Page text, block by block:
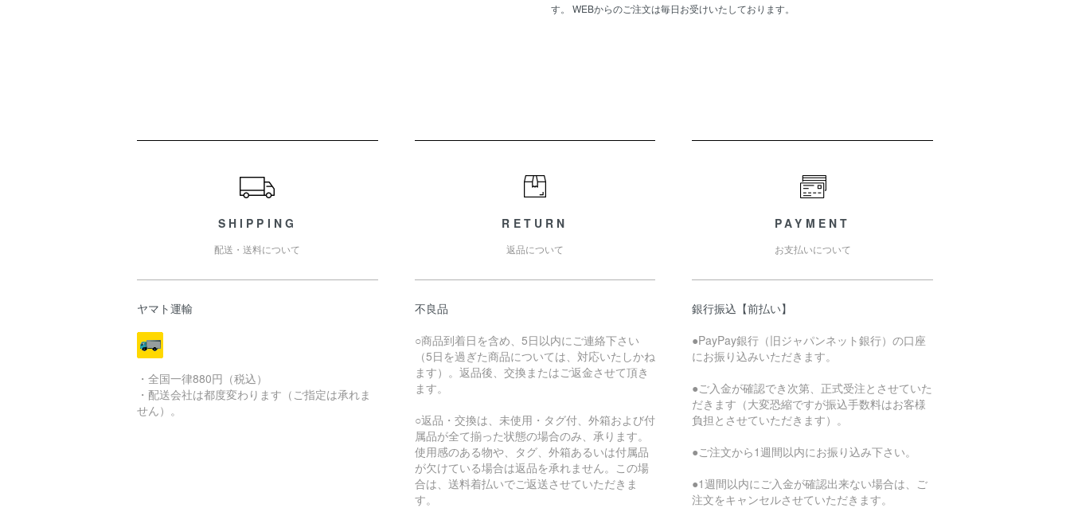
す。 WEBからのご注文は毎日お受けいたしております。
SHIPPING
配送・送料について
ヤマト運輸
・全国一律880円（税込）
・配送会社は都度変わります（ご指定は承れま
せん）。
RETURN
返品について
不良品
○商品到着日を含め、5日以内にご連絡下さい
（5日を過ぎた商品については、対応いたしかね
ます）。返品後、交換またはご返金させて頂き
ます。
○返品・交換は、未使用・タグ付、外箱および付
属品が全て揃った状態の場合のみ、承ります。
使用感のある物や、タグ、外箱あるいは付属品
が欠けている場合は返品を承れません。この場
合は、送料着払いでご返送させていただきま
す。
PAYMENT
お支払いについて
銀行振込【前払い】
●PayPay銀行（旧ジャパンネット銀行）の口座
にお振り込みいただきます。
●ご入金が確認でき次第、正式受注とさせていた
だきます（大変恐縮ですが振込手数料はお客様
負担とさせていただきます）。
●ご注文から1週間以内にお振り込み下さい。
●1週間以内にご入金が確認出来ない場合は、ご
注文をキャンセルさせていただきます。